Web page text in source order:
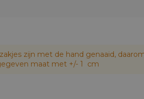
zijn met de hand genaaid,
maat met +/- 1 cm